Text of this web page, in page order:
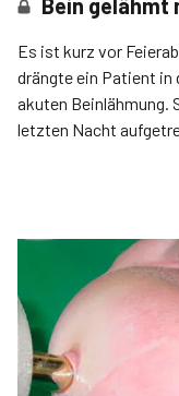
Bein
Es ist kurz vor
drängte ein Patient in die Praxis und bat um die Abklärung einer
akuten Beinlähmung. Sie sei aus heiterem Himmel in der
letzten Nacht